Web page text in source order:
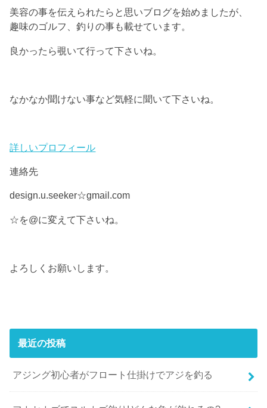
美容の事を伝えられたらと思いブログを始めましたが、
趣味のゴルフ、釣りの事も載せています。
良かったら覗いて行って下さいね。
なかなか聞けない事など気軽に聞いて下さいね。
詳しいプロフィール
連絡先
design.u.seeker☆gmail.com
☆を@に変えて下さいね。
よろしくお願いします。
最近の投稿
アジング初心者がフロート仕掛けでアジを釣る